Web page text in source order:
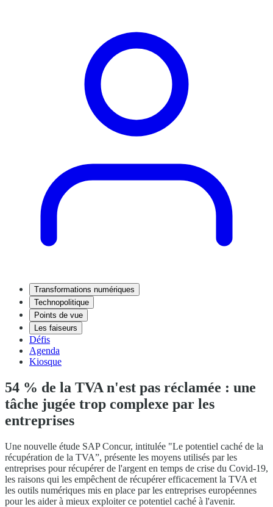
Transformations numériques
Technopolitique
Points de vue
Les faiseurs
Défis
Agenda
Kiosque
54 % de la TVA n'est pas réclamée : une
tâche jugée trop complexe par les
entreprises
Une nouvelle étude SAP Concur, intitulée "Le potentiel caché de la
récupération de la TVA”, présente les moyens utilisés par les
entreprises pour récupérer de l'argent en temps de crise du Covid-19,
les raisons qui les empêchent de récupérer efficacement la TVA et
les outils numériques mis en place par les entreprises européennes
pour les aider à mieux exploiter ce potentiel caché à l'avenir.